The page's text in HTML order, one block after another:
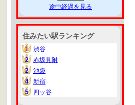
途中経過を見る
住みたい駅ランキング
1
1
渋谷
2
2
赤坂見附
2
2
池袋
4
4
新宿
5
5 四ッ谷